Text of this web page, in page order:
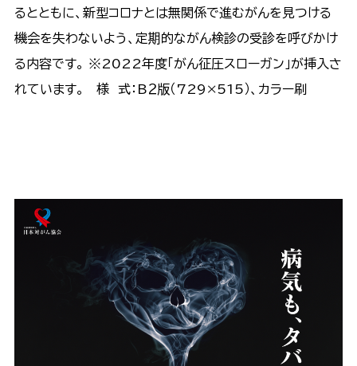
るとともに、新型コロナとは無関係で進むがんを見つける
機会を失わないよう、定期的ながん検診の受診を呼びかけ
る内容です。 ※2022年度「がん征圧スローガン」が挿入さ
れています。 様 式：B２版（729×515）、カラー刷